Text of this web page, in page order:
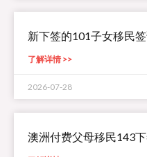
新下签的101子女移民
了解详情 >>
2026-07-28
澳洲付费父母移民143